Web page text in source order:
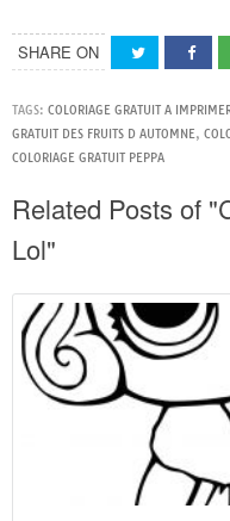
SHARE ON
TAGS: COLORIAGE GRATUIT A
GRATUIT DES FRUITS D AUTOMNE,
COLORIAGE GRATUIT PEPPA
Related Posts of
Lol"